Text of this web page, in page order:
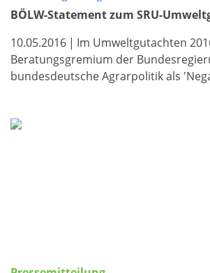
BÖLW-Statement zum SRU-
10.05.2016 | Im Umweltgutachten
Beratungsgremium der
bundesdeutsche Agrarpolitik als